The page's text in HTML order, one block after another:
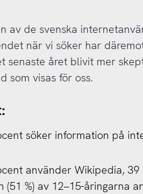
av de svenska
när vi söker har
senaste året blivit mer
som visas för oss.
söker information på
använder Wikipedia,
(51 %) av 12–15-åringarna